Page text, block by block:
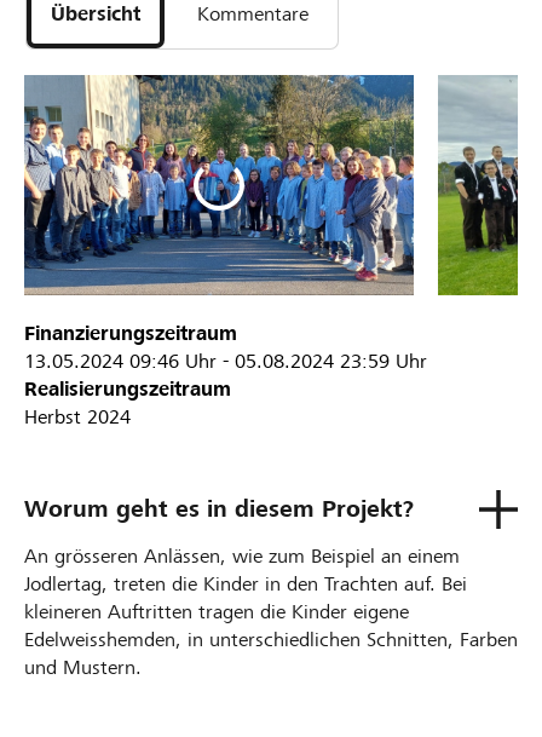
Übersicht Kommentare
Finanzierungszeitraum
13.05.2024 09:46 Uhr - 05.08.2024 23:59 Uhr
Realisierungszeitraum
Herbst 2024
Worum geht es in diesem Projekt?
An grösseren Anlässen, wie zum Beispiel an einem
Jodlertag, treten die Kinder in den Trachten auf. Bei
kleineren Auftritten tragen die Kinder eigene
Edelweisshemden, in unterschiedlichen Schnitten, Farben
und Mustern.